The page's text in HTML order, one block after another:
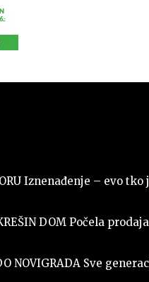
Iznenađenje – evo tko
DOM Počela
NOVIGRADA Sve